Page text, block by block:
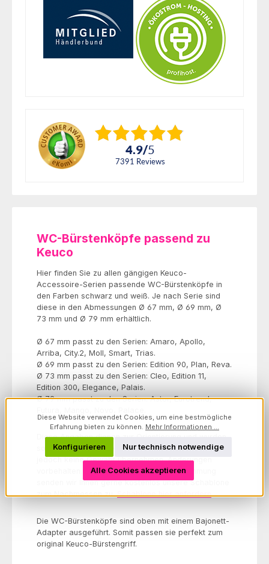
4.9/5
7391 reviews
WC-Bürstenköpfe passend zu
Keuco
Hier finden Sie zu allen gängigen Keuco-
Accessoire-Serien passende WC-Bürstenköpfe in
den Farben schwarz und weiß. Je nach Serie sind
diese in den Abmessungen Ø 67 mm, Ø 69 mm, Ø
73 mm und Ø 79 mm erhältlich.
Ø 67 mm passt zu den Serien: Amaro, Apollo,
Arriba, City.2, Moll, Smart, Trias.
Ø 69 mm passt zu den Serien: Edition 90, Plan, Reva.
Ø 73 mm passt zu den Serien: Cleo, Edition 11,
Edition 300, Elegance, Palais.
Ø 79 mm passt zu den Serien: Astor, Eurotrend,
Diese Angaben dienen zur Orientierung und wurden
sorgfältig recherchiert. Für die Richtigkeit können wir
jedoch keine Gewähr übernehmen. Änderungen
vorbehalten. Zur eindeutigen Größenbestimmung
senden wir Ihnen gerne kostenlos unsere Schablone
zum Nachmessen zu. Schablone hier anfordern.
Die WC-Bürstenköpfe sind oben mit einem Bajonett-
Adapter ausgeführt. Somit passen sie perfekt zum
original Keuco-Bürstengriff.
Diese Website verwendet Cookies, um eine bestmögliche
Erfahrung bieten zu können. Mehr Informationen ...
Nur technisch notwendige
Konfigurieren
Alle Cookies akzeptieren